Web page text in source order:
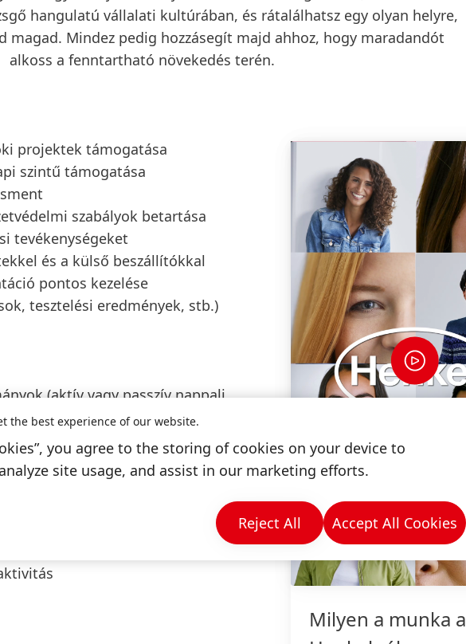
hangulatú vállalati kultúrában, és rátalálhatsz egy olyan helyre,
magad. Mindez pedig hozzásegít majd ahhoz, hogy maradandót
alkoss a fenntartható növekedés terén.
projektek támogatása
szintű támogatása
szabályok betartása
tevékenységeket
és a külső beszállítókkal
pontos kezelése
tesztelési eredmények, stb.)
(aktív vagy passzív nappali
szintű ismerete (Word, Excel,
nyelvtudás
Milyen a munka a
the best experience of our website.
you agree to the storing of cookies on your device to
site usage, and assist in our marketing efforts.
Reject All Accept All Cookies